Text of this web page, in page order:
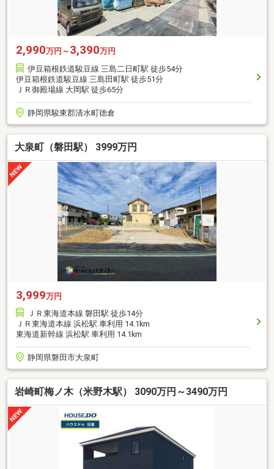
2,990万円～ 3,390万円
伊豆箱根鉄道駿豆線 三島二日町駅 徒歩54分
伊豆箱根鉄道駿豆線 三島田町駅 徒歩51分
ＪＲ御殿場線 大岡駅 徒歩65分
静岡県駿東郡清水町徳倉
大泉町（磐田駅） 3999万円
3,999万円
ＪＲ東海道本線 磐田駅 徒歩14分
ＪＲ東海道本線 浜松駅 車利用 14.1km
東海道新幹線 浜松駅 車利用 14.1km
静岡県磐田市大泉町
岩崎町梅ノ木（米野木駅） 3090万円～3490万円